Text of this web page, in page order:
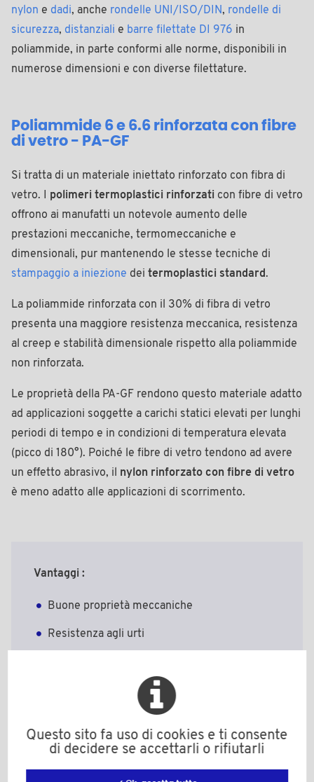
nylon e dadi, anche rondelle UNI/ISO/DIN, rondelle di
sicurezza, distanziali e barre filettate DI 976 in
poliammide, in parte conformi alle norme, disponibili in
numerose dimensioni e con diverse filettature.
Poliammide 6 e 6.6 rinforzata con fibre
di vetro - PA-GF
Si tratta di un materiale iniettato rinforzato con fibra di
vetro. I polimeri termoplastici rinforzati con fibre di vetro
offrono ai manufatti un notevole aumento delle
prestazioni meccaniche, termomeccaniche e
dimensionali, pur mantenendo le stesse tecniche di
stampaggio a iniezione dei termoplastici standard.
La poliammide rinforzata con il 30% di fibra di vetro
presenta una maggiore resistenza meccanica, resistenza
al creep e stabilità dimensionale rispetto alla poliammide
non rinforzata.
Le proprietà della PA-GF rendono questo materiale adatto
ad applicazioni soggette a carichi statici elevati per lunghi
periodi di tempo e in condizioni di temperatura elevata
(picco di 180°). Poiché le fibre di vetro tendono ad avere
un effetto abrasivo, il nylon rinforzato con fibre di vetro
è meno adatto alle applicazioni di scorrimento.
Vantaggi :
Buone proprietà meccaniche
Resistenza agli urti
Isolamento elettrico rinforzato
Principali applicazioni :
Questo sito fa uso di cookies e ti consente
di decidere se accettarli o rifiutarli